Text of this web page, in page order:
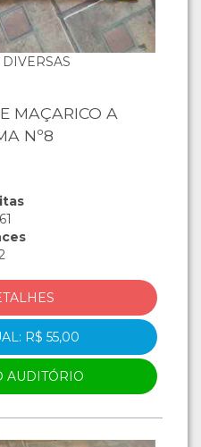
MAÇARICO A
Nº8
R$ 55,00
AUDITÓRIO